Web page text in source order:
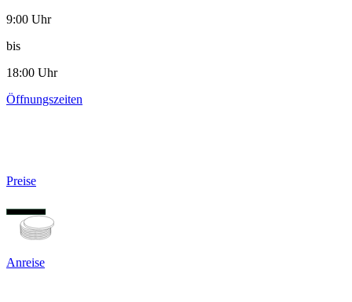
9:00 Uhr
bis
18:00 Uhr
Öffnungszeiten
Preise
Anreise